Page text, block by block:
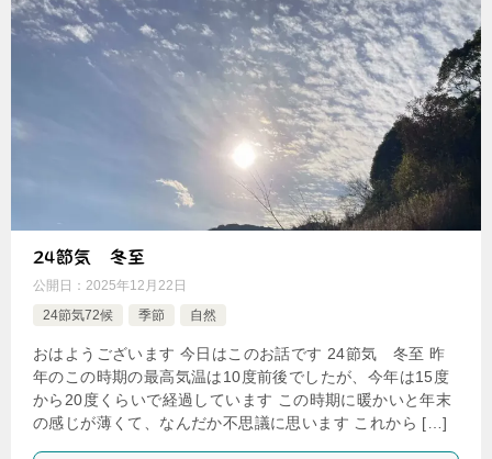
24節気 冬至
公開日： 2025年12月22日
24節気72候
季節 自然
おはようございます 今日はこのお話です 24節気 冬至 昨
年のこの時期の最高気温は10度前後でしたが、今年は15度
から20度くらいで経過しています この時期に暖かいと年末
の感じが薄くて、なんだか不思議に思います これから […]